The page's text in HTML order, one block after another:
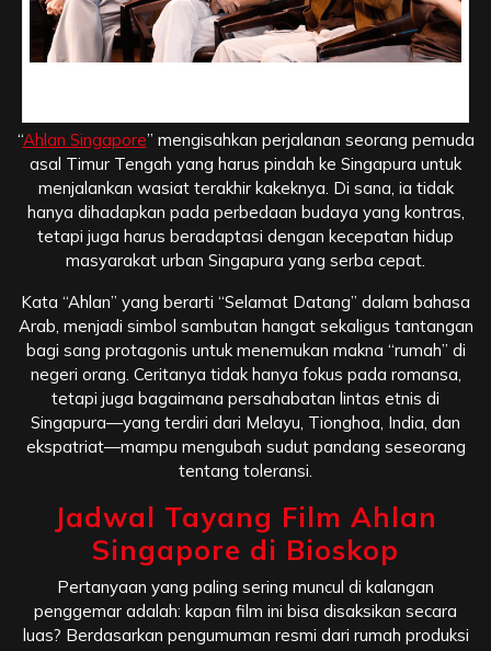
“Ahlan Singapore” mengisahkan perjalanan seorang pemuda
asal Timur Tengah yang harus pindah ke Singapura untuk
menjalankan wasiat terakhir kakeknya. Di sana, ia tidak
hanya dihadapkan pada perbedaan budaya yang kontras,
tetapi juga harus beradaptasi dengan kecepatan hidup
masyarakat urban Singapura yang serba cepat.
Kata “Ahlan” yang berarti “Selamat Datang” dalam bahasa
Arab, menjadi simbol sambutan hangat sekaligus tantangan
bagi sang protagonis untuk menemukan makna “rumah” di
negeri orang. Ceritanya tidak hanya fokus pada romansa,
tetapi juga bagaimana persahabatan lintas etnis di
Singapura—yang terdiri dari Melayu, Tionghoa, India, dan
ekspatriat—mampu mengubah sudut pandang seseorang
tentang toleransi.
Jadwal Tayang Film Ahlan
Singapore di Bioskop
Pertanyaan yang paling sering muncul di kalangan
penggemar adalah: kapan film ini bisa disaksikan secara
luas? Berdasarkan pengumuman resmi dari rumah produksi